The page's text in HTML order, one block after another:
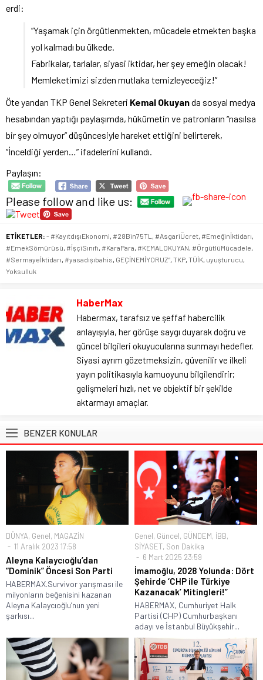
erdi:
“Yaşamak için örgütlenmekten, mücadele etmekten başka
yol kalmadı bu ülkede.
Fabrikalar, tarlalar, siyasi iktidar, her şey emeğin olacak!
Memleketimizi sizden mutlaka temizleyeceğiz!”
Öte yandan TKP Genel Sekreteri Kemal Okuyanda sosyal medya
hesabından yaptığı paylaşımda, hükümetin ve patronların “nasılsa
bir şey olmuyor” düşüncesiyle hareket ettiğini belirterek,
“İnceldiği yerden…” ifadelerini kullandı.
Paylaşın:
Please follow and like us:
ETİKETLER: - #KayıtdışıEkonomi, #28Bin75TL , #AsgariÜcret, #Emeğinİktidarı,
#EmekSömürüsü, #İşçiSınıfı, #KaraPara, #KEMALOKUYAN, #ÖrgütlüMücadele,
#Sermayeİktidarı, #yasadışıbahis, GEÇİNEMİYORUZ”, TKP, TÜİK, uyuşturucu,
Yoksulluk
HaberMax
Habermax, tarafsız ve şeffaf habercilik
anlayışıyla, her görüşe saygı duyarak doğru ve
güncel bilgileri okuyucularına sunmayı hedefler.
Siyasi ayrım gözetmeksizin, güvenilir ve ilkeli
yayın politikasıyla kamuoyunu bilgilendirir;
gelişmeleri hızlı, net ve objektif bir şekilde
aktarmayı amaçlar.
BENZER KONULAR
DÜNYA, Genel, MAGAZİN
11 Aralık 2023 17:58
Aleyna Kalaycıoğlu’dan
“Dominik” Öncesi Son Parti
HABERMAX.Survivor yarışması ile
milyonların beğenisini kazanan
Aleyna Kalaycıoğlu’nun yeni
şarkısı...
Genel, Güncel, GÜNDEM, İBB,
SİYASET, Son Dakika
6 Mart 2025 23:59
İmamoğlu, 2028 Yolunda: Dört
Şehirde ‘CHP ile Türkiye
Kazanacak’ Mitingleri!”
HABERMAX, Cumhuriyet Halk
Partisi (CHP) Cumhurbaşkanı
adayı ve İstanbul Büyükşehir...